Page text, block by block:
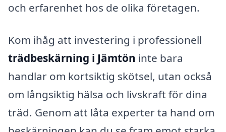
och erfarenhet hos de olika företagen.
Kom ihåg att investering i professionell
trädbeskärning i Jämtön inte bara
handlar om kortsiktig skötsel, utan också
om långsiktig hälsa och livskraft för dina
träd. Genom att låta experter ta hand om